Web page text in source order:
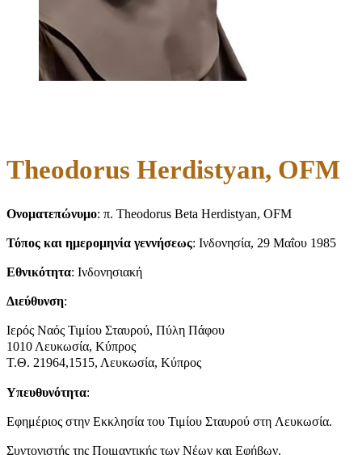
Theodorus Herdistyan, OFM
Ονοματεπώνυμο: π. Theodorus Beta Herdistyan, OFM
Τόπος και ημερομηνία γεννήσεως: Ινδονησία, 29 Μαΐου 1985
Εθνικότητα: Ινδονησιακή
Διεύθυνση:
Ιερός Ναός Τιμίου Σταυρού, Πύλη Πάφου
1010 Λευκωσία, Κύπρος
Τ.Θ. 21964,1515, Λευκωσία, Κύπρος
Υπευθυνότητα:
Εφημέριος στην Εκκλησία του Τιμίου Σταυρού στη Λευκωσία.
Συντονιστής της Ποιμαντικής των Νέων και Εφήβων.